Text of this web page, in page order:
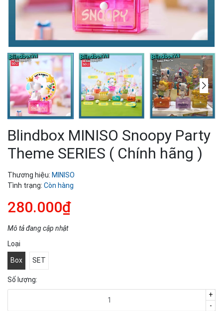
Blindbox MINISO Snoopy Party
Theme SERIES ( Chính hãng )
Thương hiệu: MINISO
Tình trạng: Còn hàng
280.000₫
Mô tả đang cập nhật
Loại
Box SET
Số lượng:
-
+